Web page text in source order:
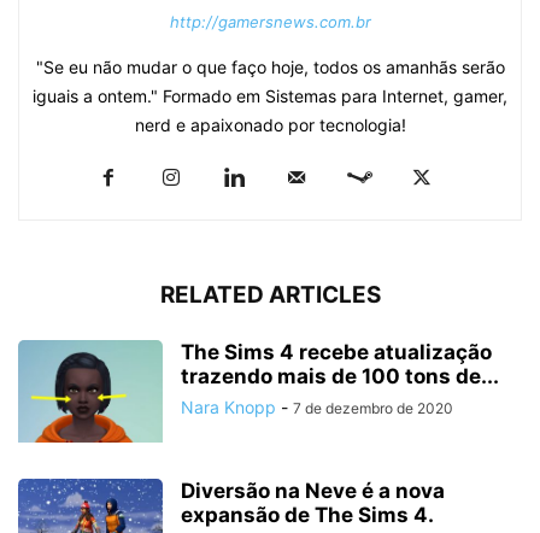
http://gamersnews.com.br
"Se eu não mudar o que faço hoje, todos os amanhãs serão
iguais a ontem." Formado em Sistemas para Internet, gamer,
nerd e apaixonado por tecnologia!
RELATED ARTICLES
The Sims 4 recebe atualização
trazendo mais de 100 tons de...
Nara Knopp - 7 de dezembro de 2020
Diversão na Neve é a nova
expansão de The Sims 4.